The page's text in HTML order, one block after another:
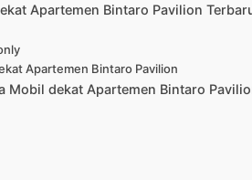
Apartemen Bintaro Pavilion
Apartemen Bintaro Pavilion
Mobil dekat Apartemen Bintaro